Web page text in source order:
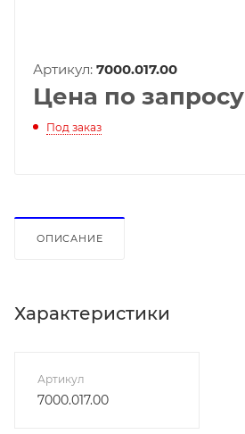
Артикул: 7000.017.00
Цена по запросу
Под заказ
ОПИСАНИЕ
Характеристики
Артикул
7000.017.00